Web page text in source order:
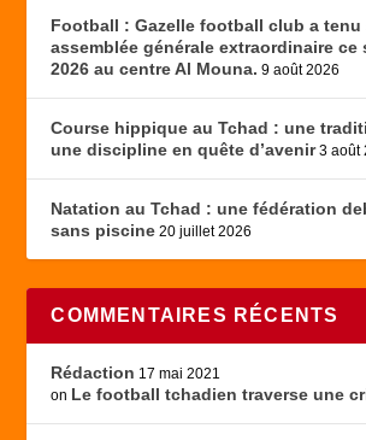
Football : Gazelle football club a tenu
assemblée générale extraordinaire ce
2026 au centre Al Mouna. 9 août 2026
Course hippique au Tchad : une
une discipline en quête d’avenir 3 août
Natation au Tchad : une fédération
sans piscine 20 juillet 2026
COMMENTAIRES RÉCENTS
Rédaction 17 mai 2021
on Le football tchadien traverse une